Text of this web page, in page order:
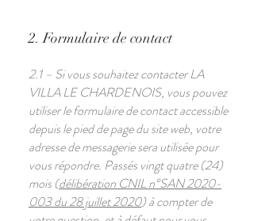
2. Formulaire de contact
2.1 – Si vous souhaitez contacter LA
VILLA LE CHARDENOIS, vous pouvez
utiliser le formulaire de contact accessible
depuis le pied de page du site web, votre
adresse de messagerie sera utilisée pour
vous répondre. Passés vingt quatre (24)
mois (délibération CNIL n°SAN 2020-
003 du 28 juillet 2020) à compter de